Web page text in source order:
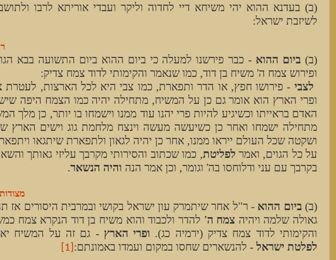
(ב) בעדנא ההוא יהי משיחא דיי לחדוה וליקר ועבדי אוריתא לרבו
לשיזבת ישראל:
(ב) ביום ההוא - כבר פירשנו למעלה כי ביום ההוא ביום התשועה בבא
ופירוש צמח ה' משיח בן דוד, כמו שנאמר והקימותי לדוד צמח צדיק:
לצבי - פירושו חפץ, או הדר ותפארת, כמו צבי היא לכל הארצות, לעטרת
ופרי הארץ הוא אומר גם כן על המשיח, מתחילה יהיה כמו הצמח היפה
האדם בראייתו וכשיגיע להיות פרי יהנו עוד ממנו וישמחו בו יותר, כן מלך
מתחילה ישמחו ואחר כן כשיעשה מעשה וינצח מלחמת גוג וישים הארץ
ושקטה שכל העולם ייראו ממנו, אחר כן יהיה לגאון ולתפארת שיתגאו
על כל הגוים, ואמר לפליטת, כמו שכתוב והסירותי מקרבך עליזי גאותך
בקרבך עם עני ודלוחסו בה' וגומר, וכן אמר הנה והיה הנשאר.
(ב)ביום ההוא - ר"ל אחר שיתמרק עון ישראל בקושי ובמרבית היסורים אז
גאולה שלמה ויהיה צמח ה' להדר ולכבוד והוא משיח בן דוד הנקרא צמח
והקימותי לדוד צמח צדיק (ירמיה כג). ופרי הארץ - גם זה על המשיח
לפלטת ישראל - להנשארים שחסו במקום ועמדו באמונתם: [1]